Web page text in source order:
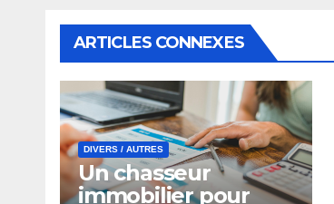
ARTICLES CONNEXES
DIVERS / AUTRES
Un chasseur
immobilier pour